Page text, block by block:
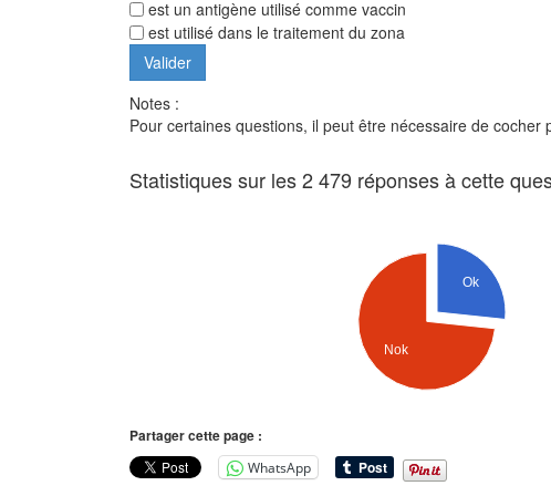
est un antigène utilisé comme vaccin
est utilisé dans le traitement du zona
Notes :
Pour certaines questions, il peut être nécessaire de
Statistiques sur les 2 479 réponses à cette
Ok
Nok
Partager cette page :
WhatsApp